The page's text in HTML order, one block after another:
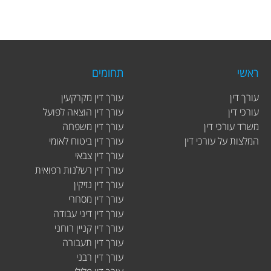
ראשי
עורך דין
עורכי דין
משרד עורכי דין
המלצות על עורכי דין
תחומים
עורך דין מקרקעין
עורך דין הוצאה לפועל
עורך דין משפחה
עורך דין ביטוח לאומי
עורך דין צבאי
עורך דין רשלנות רפואית
עורך דין נזיקין
עורך דין מסחרי
עורך דין דיני עבודה
עורך דין קניין רוחני
עורך דין תעבורה
עורך דין רבני